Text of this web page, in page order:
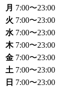
月 7:00〜23:00
火 7:00〜23:00
水 7:00〜23:00
木 7:00〜23:00
金 7:00〜23:00
土 7:00〜23:00
日 7:00〜23:00